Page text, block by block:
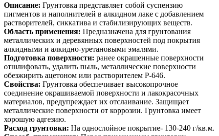
Описание: Грунтовка представляет собой суспензию
пигментов и наполнителей в алкидном лаке с добавлением
растворителей, сиккатива и стабилизирующих веществ.
Область применения: Предназначена для грунтования
металлических и деревянных поверхностей под покрытия
алкидными и алкидно-уретановыми эмалями.
Подготовка поверхности: ранее окрашенные поверхности
отшлифовать, удалить пыль, металлические поверхности
обезжирить ацетоном или растворителем Р-646.
Свойства: Грунтовка обеспечивает высокопрочное
соединение окрашиваемой поверхности и лакокрасочных
материалов, предупреждает их отслаивание. Защищает
металлические поверхности от коррозии. Грунтовка имеет
хорошую адгезию.
Расход грунтовки: На однослойное покрытие- 130-240 г/кв.м.